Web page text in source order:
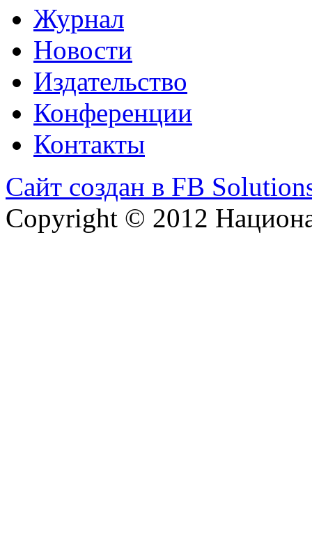
Журнал
Новости
Издательство
Конференции
Контакты
Сайт создан в FB
Copyright © 2012